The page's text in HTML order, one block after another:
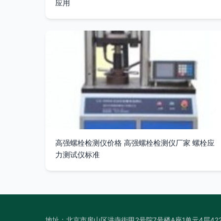
应用
高强螺栓检测仪价格 高强螺栓检测仪厂家 螺栓应
力测试仪标准